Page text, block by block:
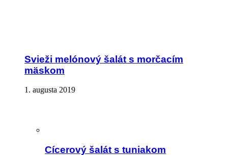
Svieži melónový šalát s morčacím
mäskom
1. augusta 2019
Cícerový šalát s tuniakom